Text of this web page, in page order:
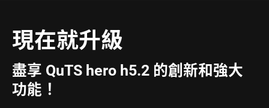
現在就升級
盡享 QuTS hero h5.2 的創新和強大
功能！